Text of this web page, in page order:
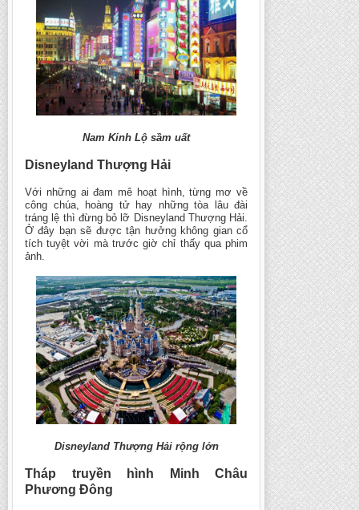
Nam Kinh Lộ sầm uất
Disneyland Thượng Hải
Với những ai đam mê hoạt hình, từng mơ về
công chúa, hoàng tử hay những tòa lâu đài
tráng lệ thì đừng bỏ lỡ Disneyland Thượng Hải.
Ở đây bạn sẽ được tận hưởng không gian cổ
tích tuyệt vời mà trước giờ chỉ thấy qua phim
ảnh.
Disneyland Thượng Hải rộng lớn
Tháp truyền hình Minh Châu
Phương Đông